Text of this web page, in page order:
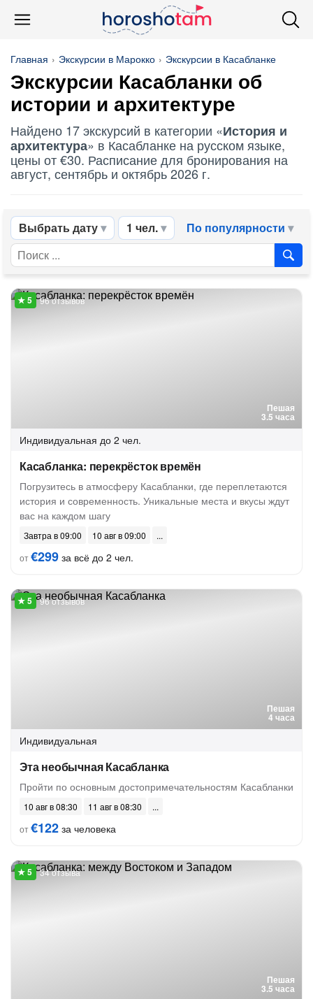
Главная Экскурсии в Марокко Экскурсии в Касабланке
Экскурсии Касабланки об
истории и архитектуре
Найдено 17 экскурсий в категории «История и
архитектура» в Касабланке на русском языке,
цены от €30. Расписание для бронирования на
август, сентябрь и октябрь 2026 г.
Выбрать дату 1 чел. По популярности
Пешая
3.5 часа
96 отзывов
Индивидуальная до 2 чел.
Касабланка: перекрёсток времён
Погрузитесь в атмосферу Касабланки, где переплетаются
история и современность. Уникальные места и вкусы ждут
вас на каждом шагу
Завтра в 09:00
10 авг в 09:00
от€299 за всё до 2 чел.
Пешая
4 часа
96 отзывов
Индивидуальная
Эта необычная Касабланка
Пройти по основным достопримечательностям Касабланки
10 авг в 08:30
11 авг в 08:30
от€122 за человека
Пешая
3.5 часа
34 отзыва